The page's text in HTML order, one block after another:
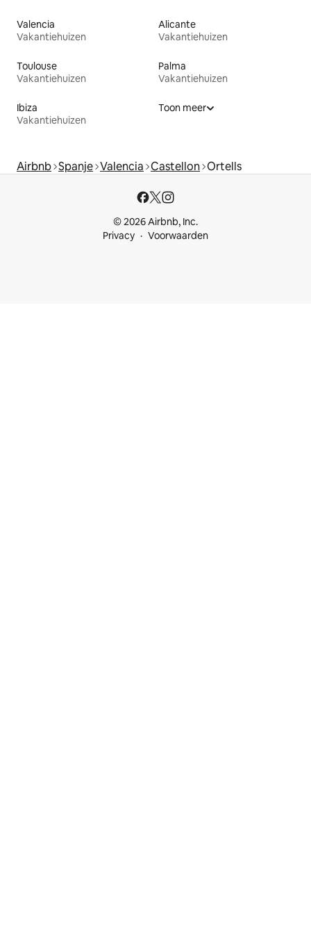
Valencia
Vakantiehuizen
Alicante
Vakantiehuizen
Toulouse
Vakantiehuizen
Palma
Vakantiehuizen
Ibiza
Vakantiehuizen
Toon meer
Airbnb Spanje Valencia Castellon Ortells
© 2026 Airbnb, Inc.
Privacy
Voorwaarden